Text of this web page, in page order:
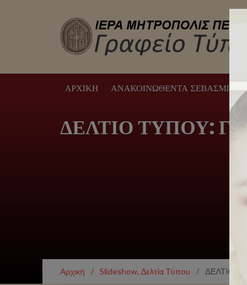
ΑΡΧΙΚΉ ΑΝΑΚΟΙΝΩΘΈΝΤΑ
ΔΕΛΤΙΟ ΤΥΠΟΥ: Γάμος
Αρχική / Slideshow, Δελτία Τύπου / ΔΕΛΤΙΟ